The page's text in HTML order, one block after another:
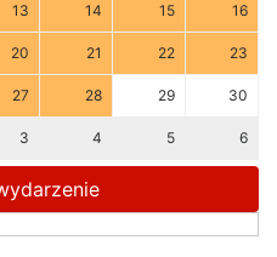
13 14 15 16
20 21 22 23
27 28 29 30
3 4 5 6